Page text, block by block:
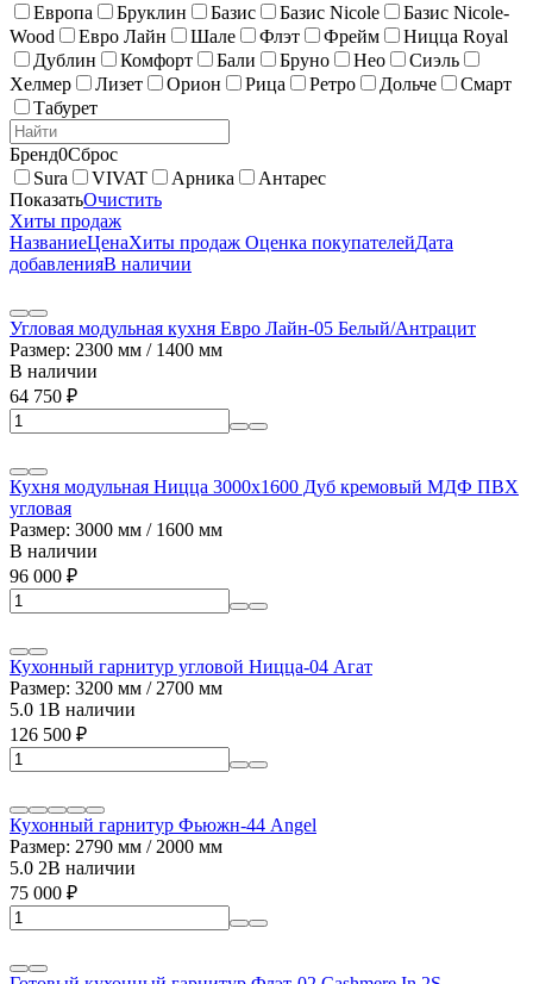
Европа
Бруклин Базис Базис Nicole
Базис Nicole-
Wood
Евро Лайн Шале Флэт Фрейм
Ницца Royal
Дублин
Комфорт Бали Бруно Нео
Сиэль
Хелмер
Лизет Орион Рица Ретро Дольче
Смарт
Табурет
Бренд0Сброс
Sura
VIVAT Арника
Антарес
ПоказатьОчистить
Хиты продаж
НазваниеЦенаХиты продаж Оценка покупателейДата
добавленияВ наличии
Угловая модульная кухня Евро Лайн-05 Белый/Антрацит
Размер: 2300 мм / 1400 мм
В наличии
64 750 ₽
Кухня модульная Ницца 3000х1600 Дуб кремовый МДФ ПВХ
угловая
Размер: 3000 мм / 1600 мм
В наличии
96 000 ₽
Кухонный гарнитур угловой Ницца-04 Агат
Размер: 3200 мм / 2700 мм
5.0 1В наличии
126 500 ₽
Кухонный гарнитур Фьюжн-44 Angel
Размер: 2790 мм / 2000 мм
5.0 2В наличии
75 000 ₽